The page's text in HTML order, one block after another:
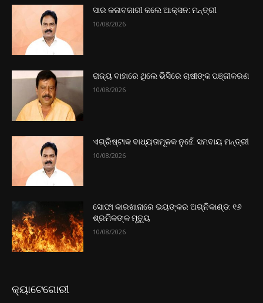
ସାର କଳାବଜାରୀ କଲେ ଆକ୍ସନ: ମନ୍ତ୍ରୀ
10/08/2026
ରାଜ୍ୟ ବାହାରେ ଥିଲେ ଭିସିରେ ଚାଷୀଙ୍କ ପଞ୍ଜୀକରଣ
10/08/2026
ଏଗ୍ରିଷ୍ଟାକ ବାଧ୍ୟତାମୂଳକ ନୁହେଁ: ସମବାୟ ମନ୍ତ୍ରୀ
10/08/2026
ସୋଫା କାରଖାନାରେ ଭୟଙ୍କର ଅଗ୍ନିକାଣ୍ଡ: ୧୬
ଶ୍ରମିକଙ୍କ ମୃତ୍ୟୁ
10/08/2026
କ୍ୟାଟେଗୋରୀ